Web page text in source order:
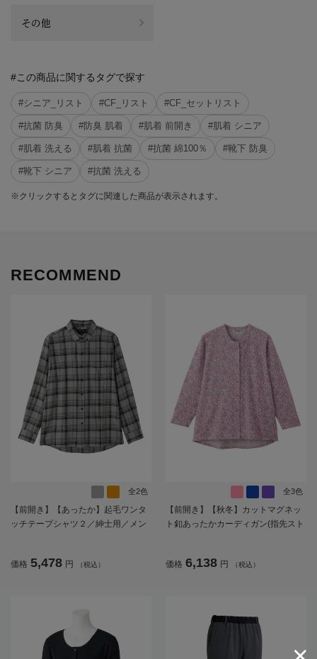
その他
#この商品に関するタグで探す
#シニア_リスト #CF_リスト #CF_セットリスト
#抗菌 防臭 #防臭 肌着 #肌着 前開き #肌着 シニア
#肌着 洗える #肌着 抗菌 #抗菌 綿100％ #靴下 防臭
#靴下 シニア #抗菌 洗える
※クリックするとタグに関連した商品が表示されます。
RECOMMEND
全2色
【前開き】【あったか】起毛ワンタ
ッチテープシャツ２／紳士用／メン
フト／プレゼント【CF】
価格 5,478 円 （税込）
全3色
【前開き】【秋冬】カットマグネッ
ト釦あったかカーディガン(指先スト
出かけ／ギフト／プレゼント【CF】
価格 6,138 円 （税込）